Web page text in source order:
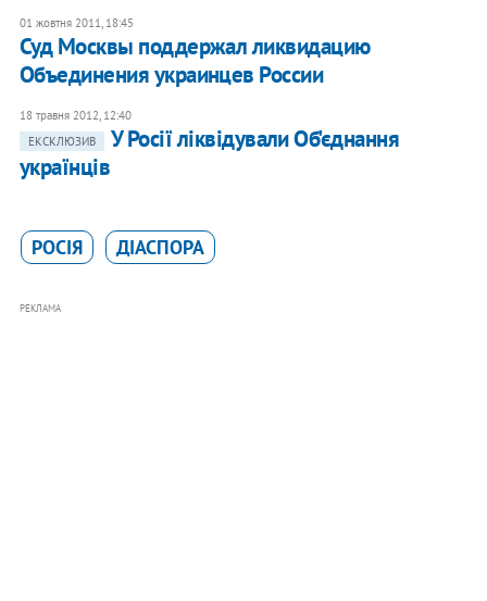
01 жовтня 2011, 18:45
Суд Москвы поддержал ликвидацию
Объединения украинцев России
18 травня 2012, 12:40
ЕКСКЛЮЗИВ
У Росії ліквідували Об'єднання
українців
РОСІЯ ДІАСПОРА
РЕКЛАМА